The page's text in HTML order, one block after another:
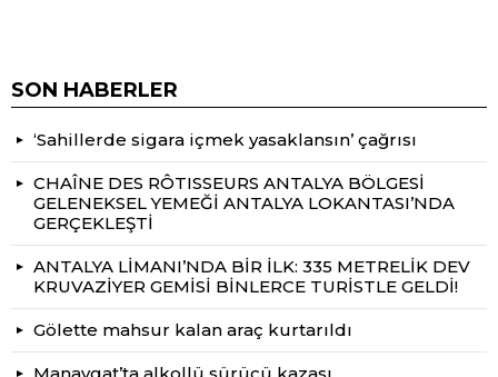
SON HABERLER
‘Sahillerde sigara içmek yasaklansın’ çağrısı
CHAÎNE DES RÔTISSEURS ANTALYA BÖLGESİ
GELENEKSEL YEMEĞİ ANTALYA LOKANTASI’NDA
GERÇEKLEŞTİ
ANTALYA LİMANI’NDA BİR İLK: 335 METRELİK DEV
KRUVAZİYER GEMİSİ BİNLERCE TURİSTLE GELDİ!
Gölette mahsur kalan araç kurtarıldı